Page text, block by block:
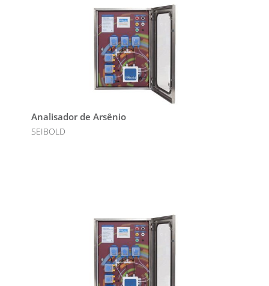
Analisador de Arsênio
SEIBOLD